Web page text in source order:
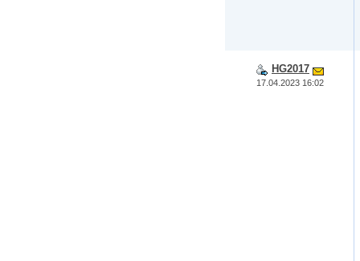
HG2017
17.04.2023 16:02